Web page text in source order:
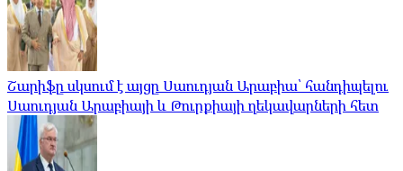
Շարիֆը սկսում է այցը Սաուդյան Արաբիա՝ հանդիպելու
Սաուդյան Արաբիայի և Թուրքիայի ղեկավարների հետ